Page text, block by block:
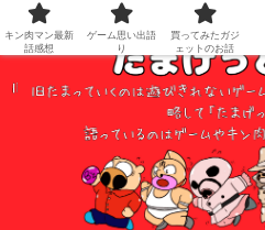
キン肉マン最新
話感想
ゲーム思い出語
り
買ってみたガジ
ェットのお話